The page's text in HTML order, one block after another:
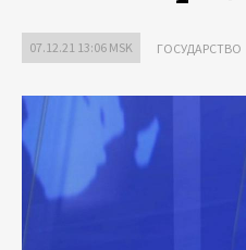
07.12.21 13:06 MSK ГОСУДАРСТВО